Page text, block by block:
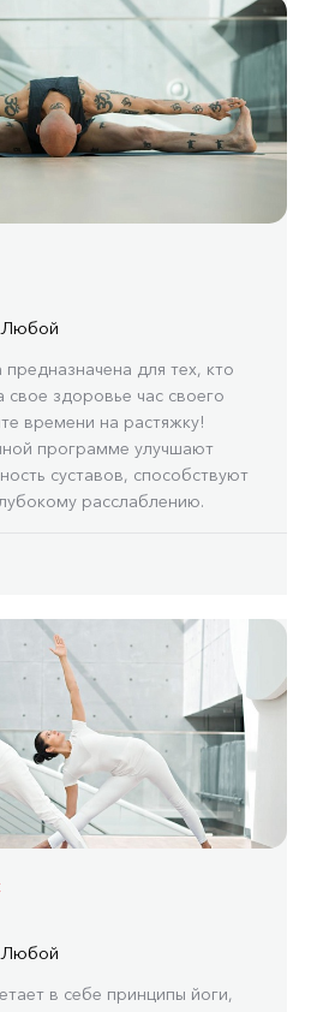
Любой
для тех, кто
свое здоровье час своего
времени на растяжку!
программе улучшают
суставов, способствуют
расслаблению.
Любой
в себе принципы йоги,